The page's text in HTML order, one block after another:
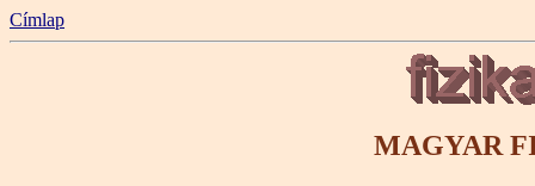
Címlap
MAGYAR